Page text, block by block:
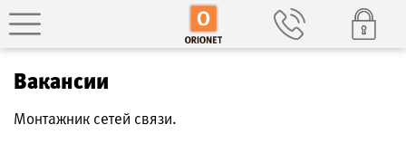
Вакансии
Монтажник сетей связи.